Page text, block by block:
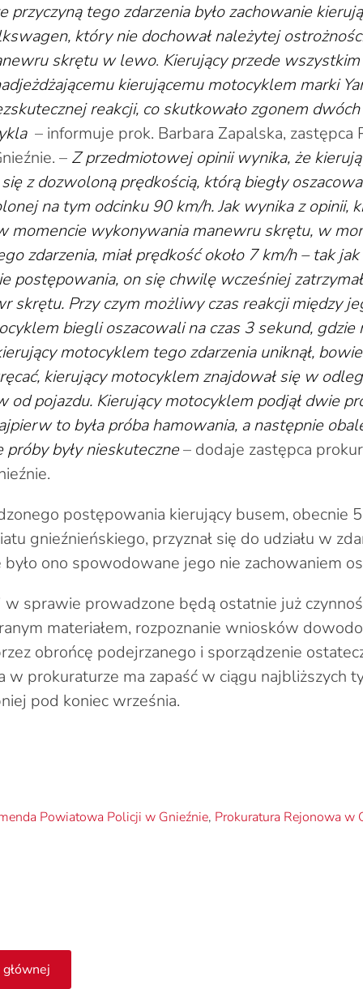
przyczyną tego zdarzenia było zachowanie
który nie dochował należytej
skrętu w lewo. Kierujący przede wszystkim
kierującemu motocyklem marki
reakcji, co skutkowało zgonem
– informuje prok. Barbara Zapalska, zastępca
– Z przedmiotowej opinii wynika, że
z dozwoloną prędkością, którą biegły
na tym odcinku 90 km/h. Jak wynika z opinii,
momencie wykonywania manewru skrętu, w
zdarzenia, miał prędkość około 7 km/h – tak
postępowania, on się chwilę wcześniej
skrętu. Przy czym możliwy czas reakcji między
biegli oszacowali na czas 3 sekund, gdzie
motocyklem tego zdarzenia uniknął,
kierujący motocyklem znajdował się w
pojazdu. Kierujący motocyklem podjął dwie
to była próba hamowania, a następnie
były nieskuteczne– dodaje zastępca
postępowania kierujący busem, obecnie
gnieźnieńskiego, przyznał się do udziału w
było ono spowodowane jego nie zachowaniem
sprawie prowadzone będą ostatnie już
materiałem, rozpoznanie wniosków
obrońcę podejrzanego i sporządzenie
w prokuraturze ma zapaść w ciągu najbliższych
pod koniec września.
Powiatowa Policji w Gnieźnie, Prokuratura Rejonowa w